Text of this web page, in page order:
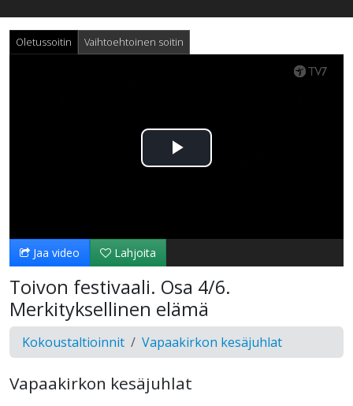
Oletussoitin Vaihtoehtoinen soitin
Toista
Jaa video Lahjoita
Toivon festivaali. Osa 4/6.
Merkityksellinen elämä
Kokoustaltioinnit Vapaakirkon kesäjuhlat
Vapaakirkon kesäjuhlat